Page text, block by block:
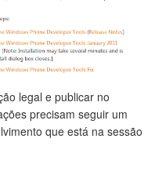
legal e publicar no
precisam seguir um
que está na sessão